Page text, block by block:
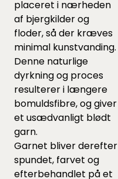
placeret i nærheden
af bjergkilder og
floder, så der kræves
minimal kunstvanding.
Denne naturlige
dyrkning og proces
resulterer i længere
bomuldsfibre, og giver
et usædvanligt blødt
garn.
Garnet bliver derefter
spundet, farvet og
efterbehandlet på et